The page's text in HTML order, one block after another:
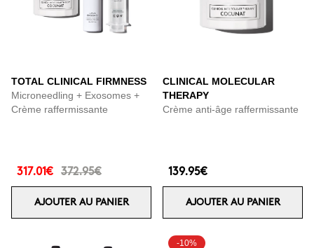
TOTAL CLINICAL FIRMNESS
Microneedling + Exosomes +
Crème raffermissante
317.01€ 372.95€
AJOUTER AU PANIER
CLINICAL MOLECULAR
THERAPY
Crème anti-âge raffermissante
139.95€
AJOUTER AU PANIER
-10%